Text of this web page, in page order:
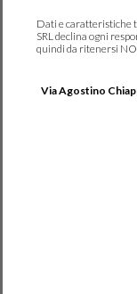
Dati e caratteristiche
SRL declina ogni
quindi da ritenersi
Via Agostino